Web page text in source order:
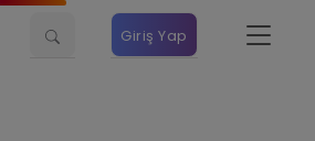
Giriş Yap